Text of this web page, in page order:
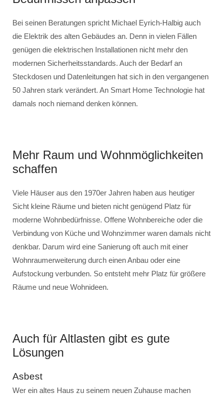
Bei seinen Beratungen spricht Michael Eyrich-Halbig auch
die Elektrik des alten Gebäudes an. Denn in vielen Fällen
genügen die elektrischen Installationen nicht mehr den
modernen Sicherheitsstandards. Auch der Bedarf an
Steckdosen und Datenleitungen hat sich in den vergangenen
50 Jahren stark verändert. An Smart Home Technologie hat
damals noch niemand denken können.
Mehr Raum und Wohnmöglichkeiten
schaffen
Viele Häuser aus den 1970er Jahren haben aus heutiger
Sicht kleine Räume und bieten nicht genügend Platz für
moderne Wohnbedürfnisse. Offene Wohnbereiche oder die
Verbindung von Küche und Wohnzimmer waren damals nicht
denkbar. Darum wird eine Sanierung oft auch mit einer
Wohnraumerweiterung durch einen Anbau oder eine
Aufstockung verbunden. So entsteht mehr Platz für größere
Räume und neue Wohnideen.
Auch für Altlasten gibt es gute
Lösungen
Asbest
Wer ein altes Haus zu seinem neuen Zuhause machen